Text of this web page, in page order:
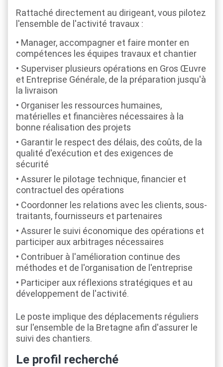
Rattaché directement au dirigeant, vous pilotez
l'ensemble de l'activité travaux :
Manager, accompagner et faire monter en
compétences les équipes travaux et chantier
Superviser plusieurs opérations en Gros Œuvre
et Entreprise Générale, de la préparation jusqu'à
la livraison
Organiser les ressources humaines,
matérielles et financières nécessaires à la
bonne réalisation des projets
Garantir le respect des délais, des coûts, de la
qualité d'exécution et des exigences de
sécurité
Assurer le pilotage technique, financier et
contractuel des opérations
Coordonner les relations avec les clients, sous-
traitants, fournisseurs et partenaires
Assurer le suivi économique des opérations et
participer aux arbitrages nécessaires
Contribuer à l'amélioration continue des
méthodes et de l'organisation de l'entreprise
Participer aux réflexions stratégiques et au
développement de l'activité.
Le poste implique des déplacements réguliers
sur l'ensemble de la Bretagne afin d'assurer le
suivi des chantiers.
Le profil recherché